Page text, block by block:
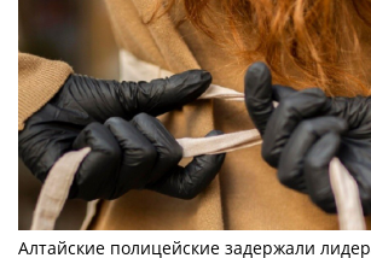
Алтайские полицейские задержали